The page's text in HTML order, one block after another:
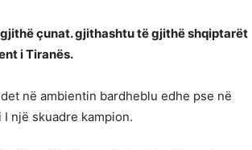
çunat. gjithashtu të gjithë shqiptarët
i Tiranës.
në ambientin bardheblu edhe pse në
një skuadre kampion.